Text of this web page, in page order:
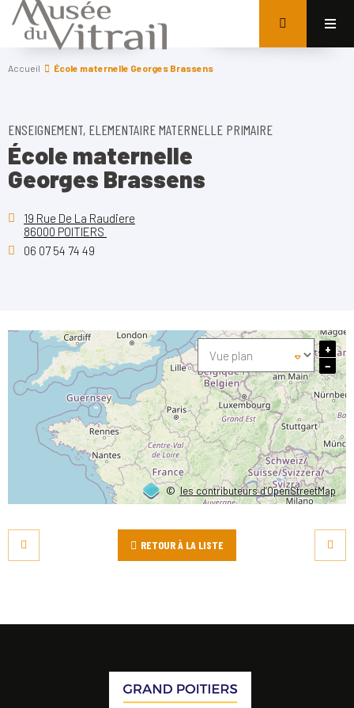
Accueil École maternelle Georges Brassens
ENSEIGNEMENT, ELEMENTAIRE MATERNELLE PRIMAIRE
École maternelle
Georges Brassens
19 Rue De La Raudiere
86000 POITIERS
06 07 54 74 49
©les contributeurs d’OpenStreetMap
+
−
RETOUR À LA LISTE